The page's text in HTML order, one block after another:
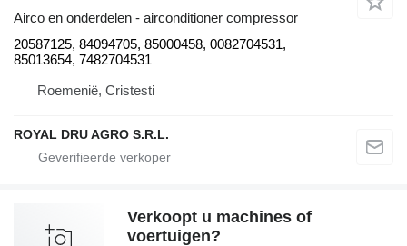
Airco en onderdelen - airconditioner compressor
20587125, 84094705, 85000458, 0082704531,
85013654, 7482704531
Roemenië, Cristesti
ROYAL DRU AGRO S.R.L.
Verkoopt u machines of
voertuigen?